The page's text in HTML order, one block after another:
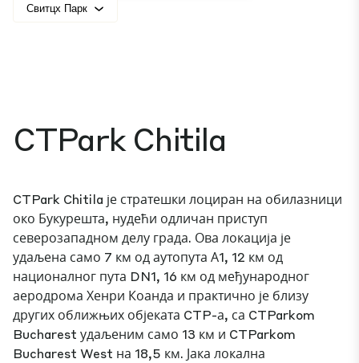
Свитцх Парк
CTPark Chitila
CTPark Chitila је стратешки лоциран на обилазници
око Букурешта, нудећи одличан приступ
северозападном делу града. Ова локација је
удаљена само 7 км од аутопута А1, 12 км од
националног пута DN1, 16 км од међународног
аеродрома Хенри Коанда и практично је близу
других оближњих објеката CTP-а, са CTParkom
Bucharest удаљеним само 13 км и CTParkom
Bucharest West на 18,5 км. Јака локална